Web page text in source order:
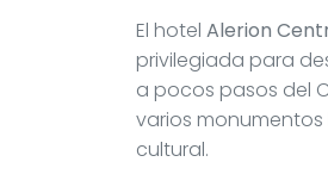
El hotel Alerion
privilegiada para
a pocos pasos del
varios
cultural.